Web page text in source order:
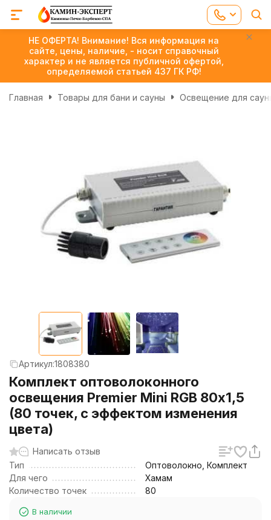
НЕ ОФЕРТА! Внимание! Вся информация на
сайте, цены, наличие, - носит справочный
характер и не является публичной офертой,
определяемой статьей 437 ГК РФ!
Главная Товары для бани и сауны Освещение для
Артикул:1808380
Комплект оптоволоконного
освещения Premier Mini RGB 80х1,5
(80 точек, с эффектом изменения
цвета)
Написать отзыв
Тип
Оптоволокно, Комплект
Для чего
Хамам
Количество точек
80
В наличии